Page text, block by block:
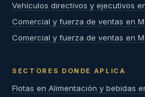
Vehículos directivos y ejecutivos
Comercial y fuerza de ventas en
Comercial y fuerza de ventas en
SECTORES DONDE APLICA
Flotas en Alimentación y bebidas